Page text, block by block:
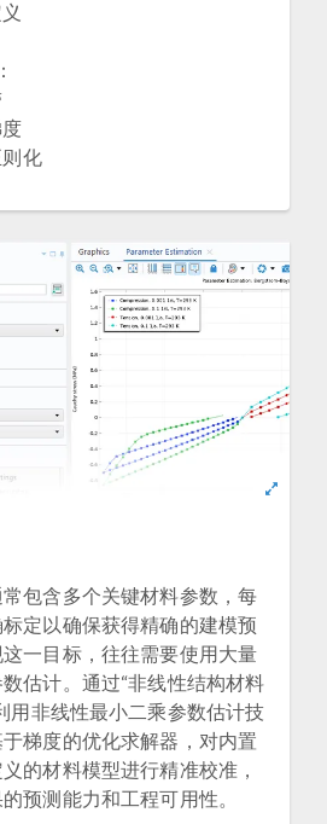
化
包含多个关键材料参数，每
定以确保获得精确的建模预
一目标，往往需要使用大量
估计。通过“非线性结构材料
用非线性最小二乘参数估计技
梯度的优化求解器，对内置
的材料模型进行精准校准，
预测能力和工程可用性。